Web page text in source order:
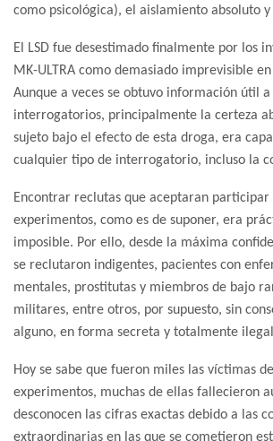
como psicológica), el aislamiento absoluto
El LSD fue desestimado finalmente por los
MK-ULTRA como demasiado imprevisible
Aunque a veces se obtuvo información útil
interrogatorios, principalmente la certeza
sujeto bajo el efecto de esta droga, era
cualquier tipo de interrogatorio, incluso la
Encontrar reclutas que aceptaran participar
experimentos, como es de suponer, era
imposible. Por ello, desde la máxima
se reclutaron indigentes, pacientes con
mentales, prostitutas y miembros de bajo
militares, entre otros, por supuesto, sin
alguno, en forma secreta y totalmente
Hoy se sabe que fueron miles las víctimas
experimentos, muchas de ellas fallecieron
desconocen las cifras exactas debido a las
extraordinarias en las que se cometieron